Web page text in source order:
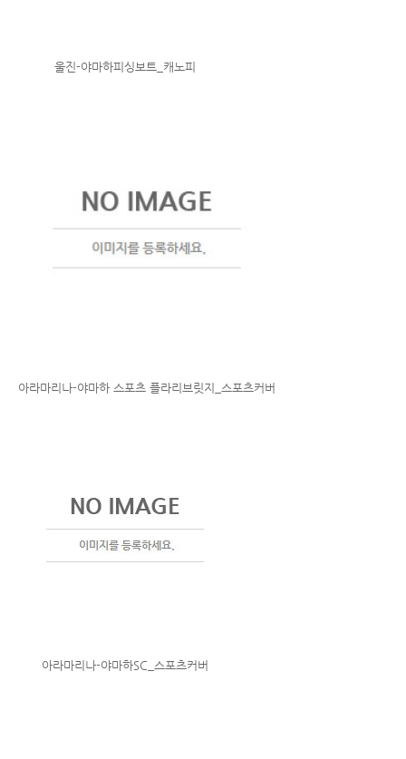
울진-야마하피싱보트_캐노피
아라마리나-야마하 스포츠 플라리브릿지_스포츠커버
아라마리나-야마하SC_스포츠커버